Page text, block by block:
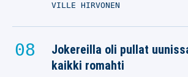
VILLE HIRVONEN
Jokereilla oli pullat
kaikki romahti